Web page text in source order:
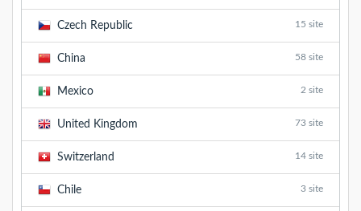
Czech Republic 15 site
China 58 site
Mexico 2 site
United Kingdom 73 site
Switzerland 14 site
Chile 3 site